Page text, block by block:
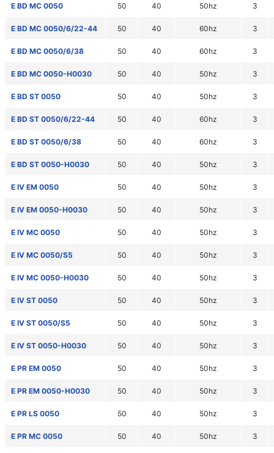
E BD MC 0050 50 40 50hz 3
E BD MC 0050/6/22-44 50 40 60hz 3
E BD MC 0050/6/38 50 40 60hz 3
E BD MC 0050-H0030 50 40 50hz 3
E BD ST 0050 50 40 50hz 3
E BD ST 0050/6/22-44 50 40 60hz 3
E BD ST 0050/6/38 50 40 60hz 3
E BD ST 0050-H0030 50 40 50hz 3
E IV EM 0050 50 40 50hz 3
E IV EM 0050-H0030 50 40 50hz 3
E IV MC 0050 50 40 50hz 3
E IV MC 0050/S5 50 40 50hz 3
E IV MC 0050-H0030 50 40 50hz 3
E IV ST 0050 50 40 50hz 3
E IV ST 0050/S5 50 40 50hz 3
E IV ST 0050-H0030 50 40 50hz 3
E PR EM 0050 50 40 50hz 3
E PR EM 0050-H0030 50 40 50hz 3
E PR LS 0050 50 40 50hz 3
E PR MC 0050 50 40 50hz 3